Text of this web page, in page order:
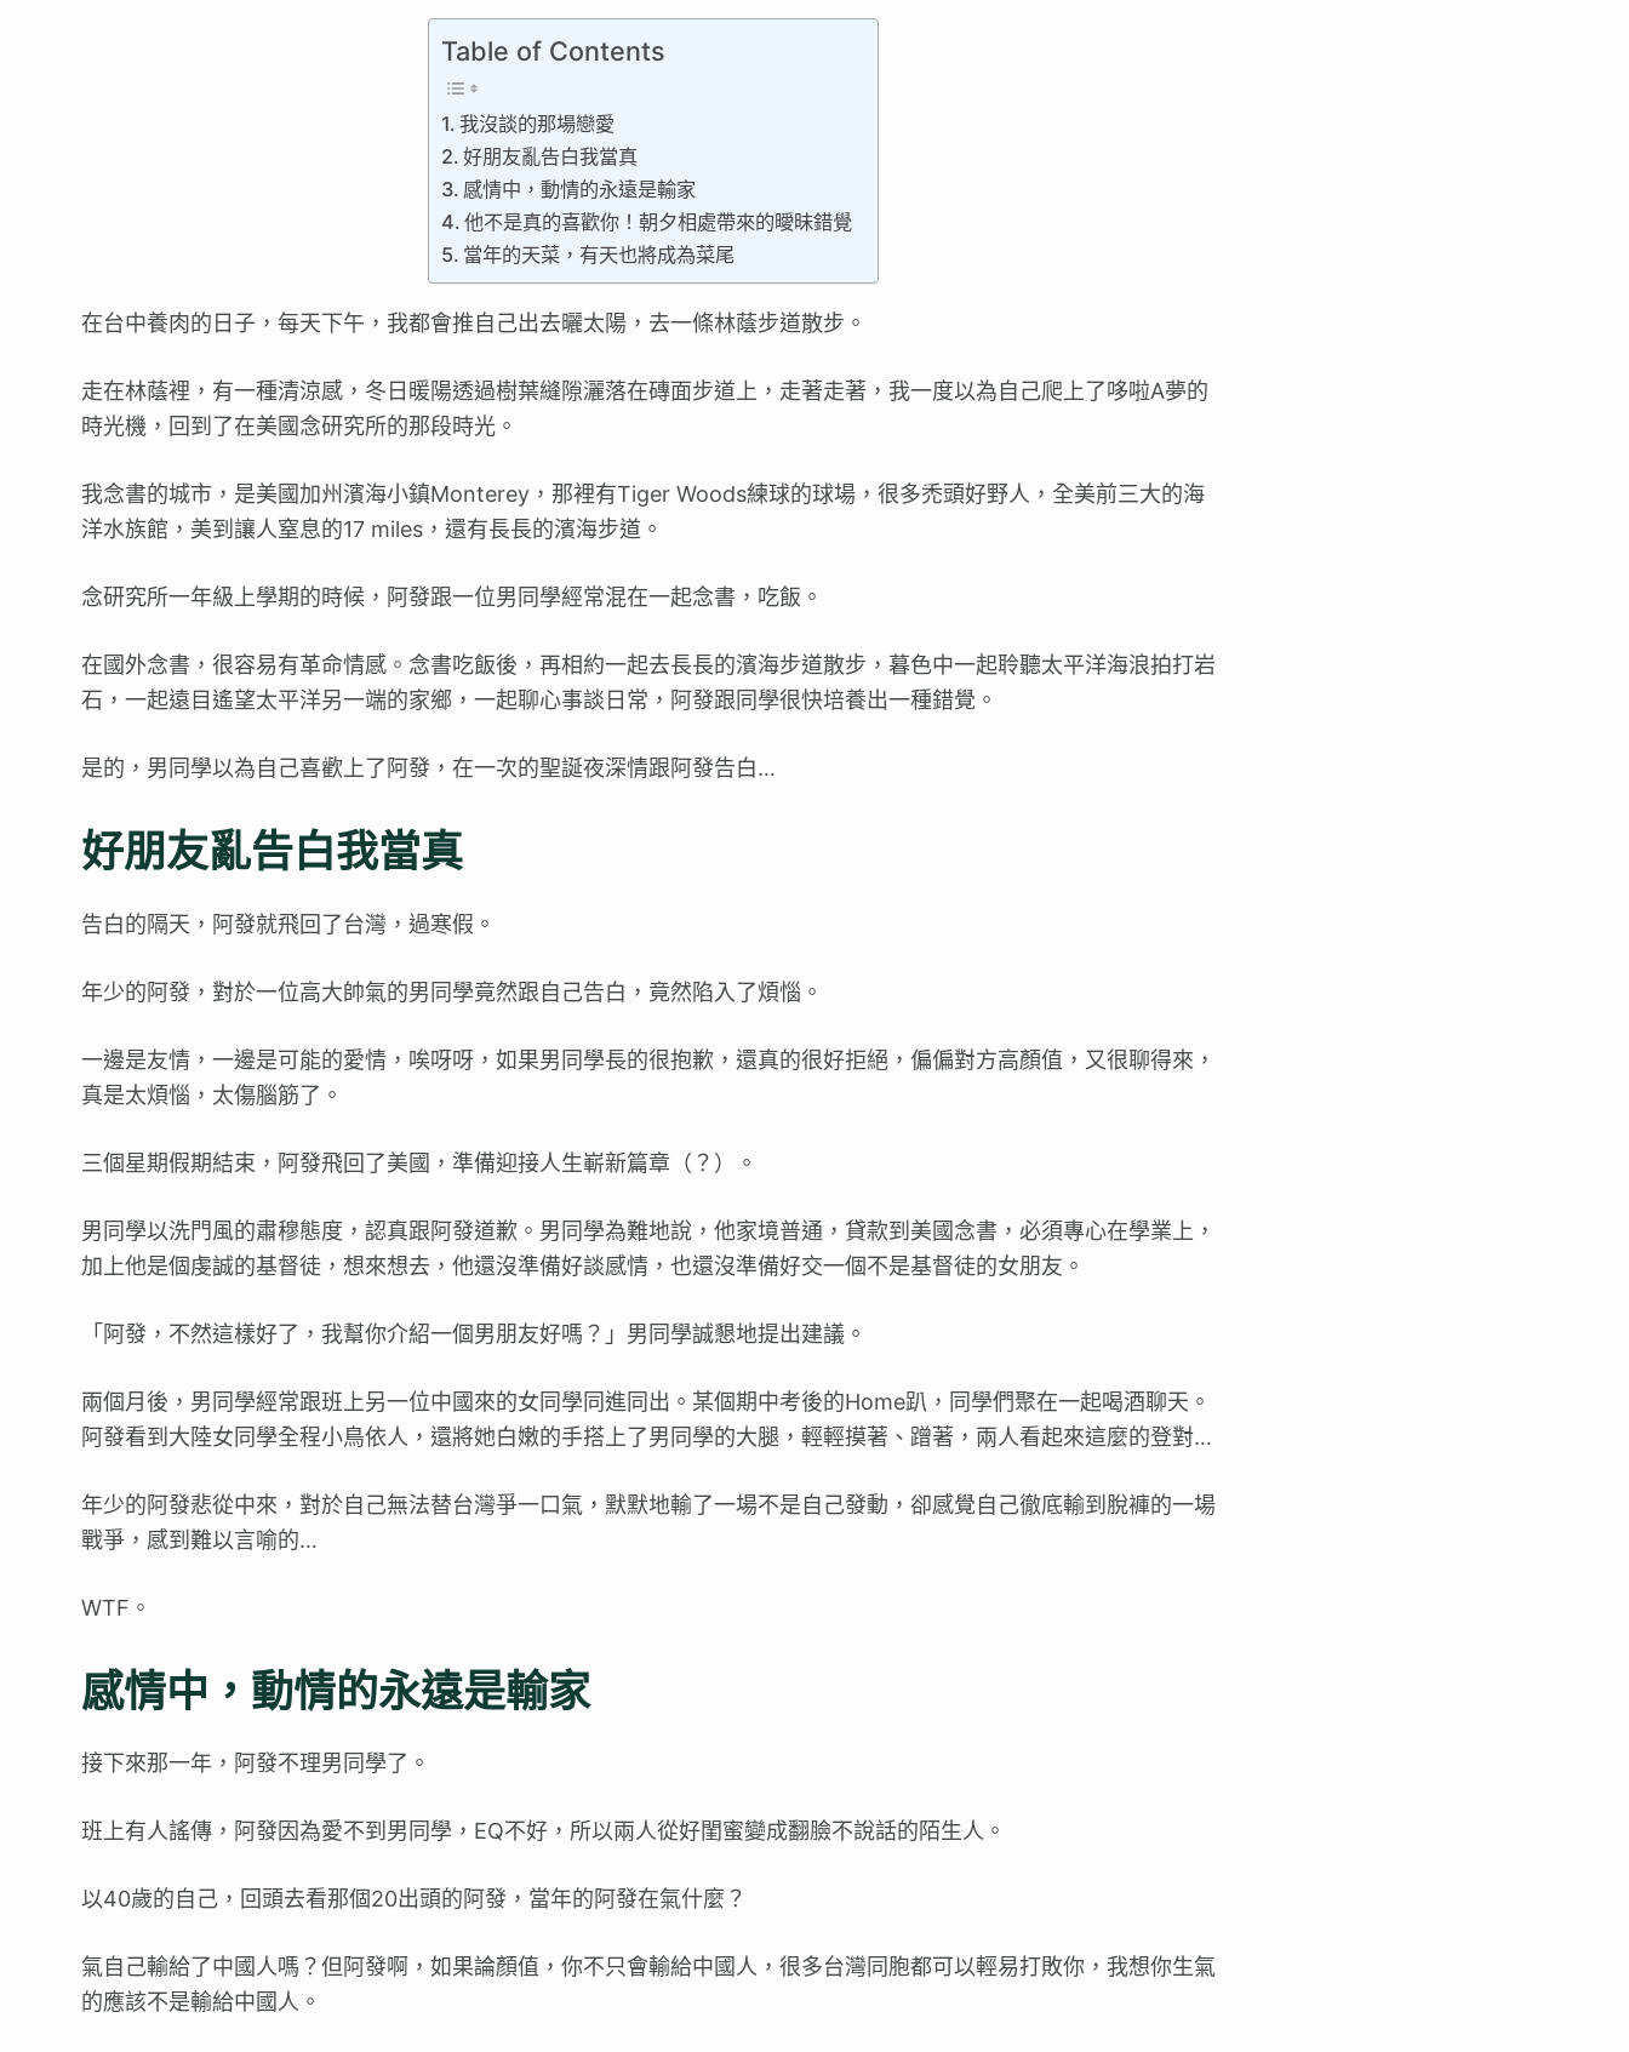
Table of Contents
我沒談的那場戀愛
好朋友亂告白我當真
感情中，動情的永遠是輸家
他不是真的喜歡你！朝夕相處帶來的曖昧錯覺
當年的天菜，有天也將成為菜尾
在台中養肉的日子，每天下午，我都會推自己出去曬太陽，去一條林蔭步道散步。
走在林蔭裡，有一種清涼感，冬日暖陽透過樹葉縫隙灑落在磚面步道上，走著走著，我一度以為自己爬上了哆啦A夢的
時光機，回到了在美國念研究所的那段時光。
我念書的城市，是美國加州濱海小鎮Monterey，那裡有Tiger Woods練球的球場，很多禿頭好野人，全美前三大的海
洋水族館，美到讓人窒息的17 miles，還有長長的濱海步道。
念研究所一年級上學期的時候，阿發跟一位男同學經常混在一起念書，吃飯。
在國外念書，很容易有革命情感。念書吃飯後，再相約一起去長長的濱海步道散步，暮色中一起聆聽太平洋海浪拍打岩
石，一起遠目遙望太平洋另一端的家鄉，一起聊心事談日常，阿發跟同學很快培養出一種錯覺。
是的，男同學以為自己喜歡上了阿發，在一次的聖誕夜深情跟阿發告白…
好朋友亂告白我當真
告白的隔天，阿發就飛回了台灣，過寒假。
年少的阿發，對於一位高大帥氣的男同學竟然跟自己告白，竟然陷入了煩惱。
一邊是友情，一邊是可能的愛情，唉呀呀，如果男同學長的很抱歉，還真的很好拒絕，偏偏對方高顏值，又很聊得來，
真是太煩惱，太傷腦筋了。
三個星期假期結束，阿發飛回了美國，準備迎接人生嶄新篇章（？）。
男同學以洗門風的肅穆態度，認真跟阿發道歉。男同學為難地說，他家境普通，貸款到美國念書，必須專心在學業上，
加上他是個虔誠的基督徒，想來想去，他還沒準備好談感情，也還沒準備好交一個不是基督徒的女朋友。
「阿發，不然這樣好了，我幫你介紹一個男朋友好嗎？」男同學誠懇地提出建議。
兩個月後，男同學經常跟班上另一位中國來的女同學同進同出。某個期中考後的Home趴，同學們聚在一起喝酒聊天。
阿發看到大陸女同學全程小鳥依人，還將她白嫩的手搭上了男同學的大腿，輕輕摸著、蹭著，兩人看起來這麼的登對…
年少的阿發悲從中來，對於自己無法替台灣爭一口氣，默默地輸了一場不是自己發動，卻感覺自己徹底輸到脫褲的一場
戰爭，感到難以言喻的…
WTF。
感情中，動情的永遠是輸家
接下來那一年，阿發不理男同學了。
班上有人謠傳，阿發因為愛不到男同學，EQ不好，所以兩人從好閨蜜變成翻臉不說話的陌生人。
以40歲的自己，回頭去看那個20出頭的阿發，當年的阿發在氣什麼？
氣自己輸給了中國人嗎？但阿發啊，如果論顏值，你不只會輸給中國人，很多台灣同胞都可以輕易打敗你，我想你生氣
的應該不是輸給中國人。